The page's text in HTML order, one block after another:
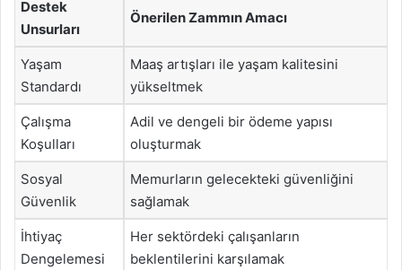
Destek
Unsurları
Önerilen Zammın Amacı
Yaşam
Standardı
Maaş artışları ile yaşam kalitesini
yükseltmek
Çalışma
Koşulları
Adil ve dengeli bir ödeme yapısı
oluşturmak
Sosyal
Güvenlik
Memurların gelecekteki güvenliğini
sağlamak
İhtiyaç
Dengelemesi
Her sektördeki çalışanların
beklentilerini karşılamak